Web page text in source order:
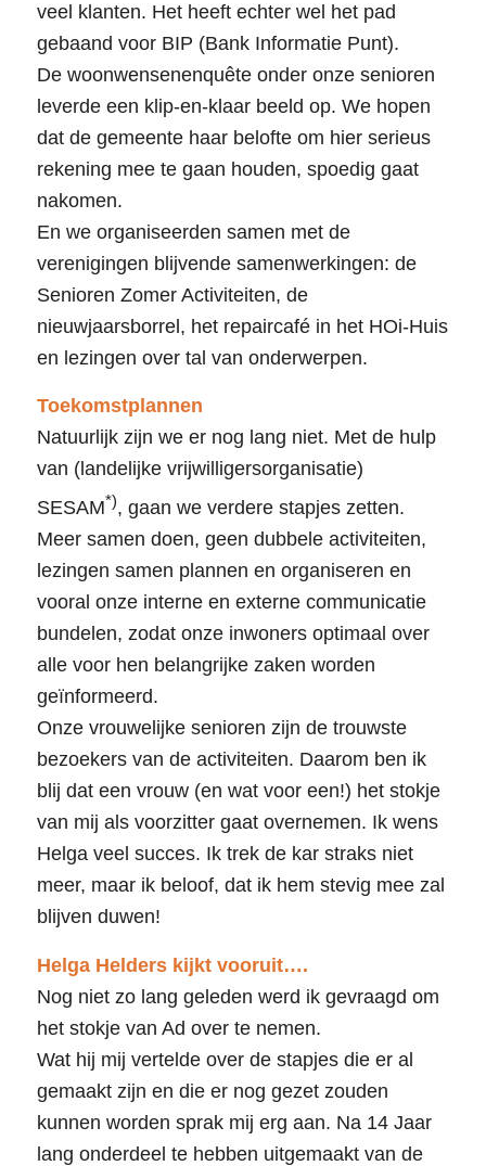
veel klanten. Het heeft echter wel het pad
gebaand voor BIP (Bank Informatie Punt).
De woonwensenenquête onder onze senioren
leverde een klip-en-klaar beeld op. We hopen
dat de gemeente haar belofte om hier serieus
rekening mee te gaan houden, spoedig gaat
nakomen.
En we organiseerden samen met de
verenigingen blijvende samenwerkingen: de
Senioren Zomer Activiteiten, de
nieuwjaarsborrel, het repaircafé in het HOi-Huis
en lezingen over tal van onderwerpen.
Toekomstplannen
Natuurlijk zijn we er nog lang niet. Met de hulp
van (landelijke vrijwilligersorganisatie)
SESAM*), gaan we verdere stapjes zetten.
Meer samen doen, geen dubbele activiteiten,
lezingen samen plannen en organiseren en
vooral onze interne en externe communicatie
bundelen, zodat onze inwoners optimaal over
alle voor hen belangrijke zaken worden
geïnformeerd.
Onze vrouwelijke senioren zijn de trouwste
bezoekers van de activiteiten. Daarom ben ik
blij dat een vrouw (en wat voor een!) het stokje
van mij als voorzitter gaat overnemen. Ik wens
Helga veel succes. Ik trek de kar straks niet
meer, maar ik beloof, dat ik hem stevig mee zal
blijven duwen!
Helga Helders kijkt vooruit….
Nog niet zo lang geleden werd ik gevraagd om
het stokje van Ad over te nemen.
Wat hij mij vertelde over de stapjes die er al
gemaakt zijn en die er nog gezet zouden
kunnen worden sprak mij erg aan. Na 14 Jaar
lang onderdeel te hebben uitgemaakt van de